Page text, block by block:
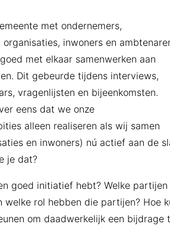
met ondernemers,
inwoners en
met elkaar samenwerken aan
Dit gebeurde tijdens interviews,
vragenlijsten en bijeenkomsten.
eens dat we onze
alleen realiseren als wij samen
en inwoners) nú actief aan de
je dat?
goed initiatief hebt? Welke partijen
welke rol hebben die partijen? Hoe
om daadwerkelijk een bijdrage